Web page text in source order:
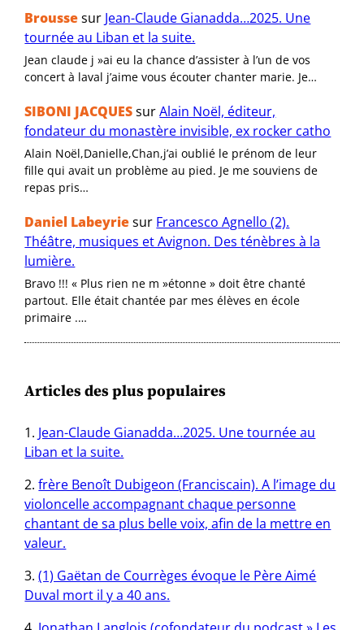
Broussesur Jean-Claude Gianadda…2025. Une
tournée au Liban et la suite.
Jean claude j »ai eu la chance d’assister à l’un de vos
concert à laval j’aime vous écouter chanter marie. Je…
SIBONI JACQUESsurAlain Noël, éditeur,
fondateur du monastère invisible, ex rocker catho
Alain Noël,Danielle,Chan,j’ai oublié le prénom de leur
fille qui avait un problème au pied. Je me souviens de
repas pris…
Daniel Labeyriesur Francesco Agnello (2).
Théâtre, musiques et Avignon. Des ténèbres à la
lumière.
Bravo !!! « Plus rien ne m »étonne » doit être chanté
partout. Elle était chantée par mes élèves en école
primaire .…
Articles des plus populaires
Jean-Claude Gianadda…2025. Une tournée au
Liban et la suite.
frère Benoît Dubigeon (Franciscain). A l’image du
violoncelle accompagnant chaque personne
chantant de sa plus belle voix, afin de la mettre en
valeur.
(1) Gaëtan de Courrèges évoque le Père Aimé
Duval mort il y a 40 ans.